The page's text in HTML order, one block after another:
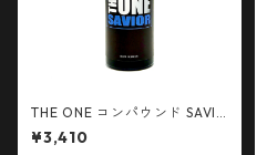
THE ONE コンパウンド SAVIO
R 500ml
¥3,410